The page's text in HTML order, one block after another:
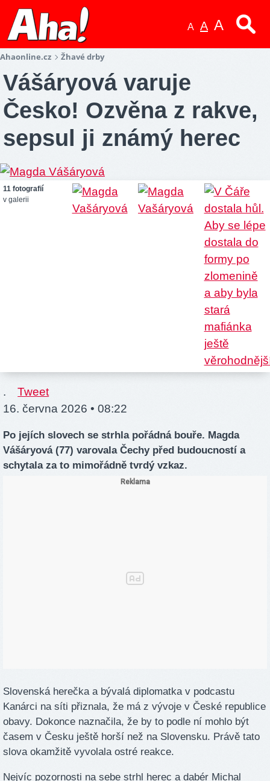
A A A
Ahaonline.cz Žhavé drby
Vášáryová varuje
Česko! Ozvěna z rakve,
sepsul ji známý herec
11 fotografií
v galerii
.
Tweet
16. června 2026 • 08:22
Po jejích slovech se strhla pořádná bouře. Magda
Vášáryová (77) varovala Čechy před budoucností a
schytala za to mimořádně tvrdý vzkaz.
Slovenská herečka a bývalá diplomatka v podcastu
Kanárci na síti přiznala, že má z vývoje v České republice
obavy. Dokonce naznačila, že by to podle ní mohlo být
časem v Česku ještě horší než na Slovensku. Právě tato
slova okamžitě vyvolala ostré reakce.
Nejvíc pozornosti na sebe strhl herec a dabér Michal